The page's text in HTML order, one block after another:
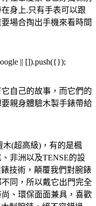
身上.只有手表可以跟
場合掏出手機來看時間
|| []).push({});
自己的故事，而它們的
親身體驗木製手錶帶給
木(超高級)，有的是楓
非洲以及TENSE的設
技術，顛覆我們對腕錶
同，所以戴它出門完全
、環保面面兼具，喜歡